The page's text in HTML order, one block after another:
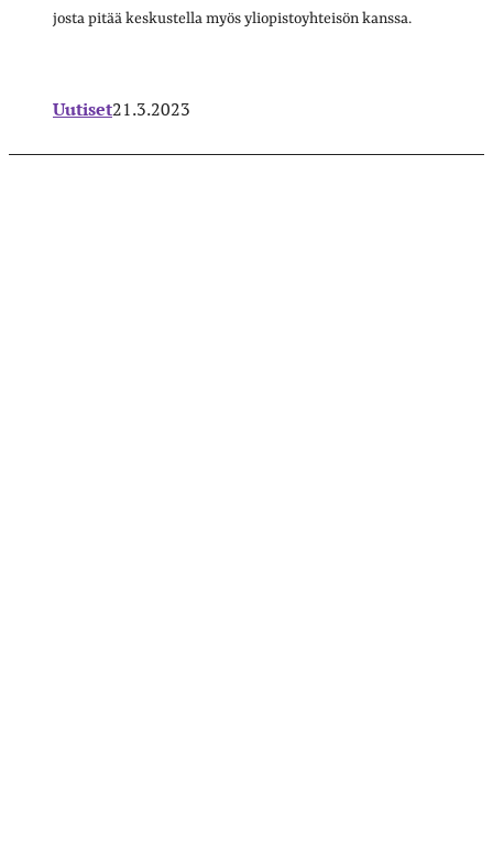
josta pitää keskustella myös yliopistoyhteisön kanssa.
Uutiset21.3.2023